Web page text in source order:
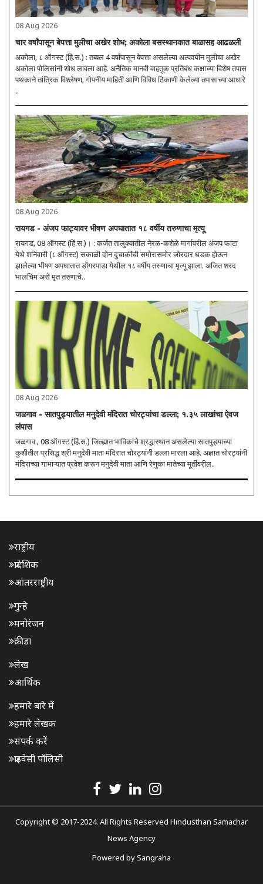
08 Aug 2026
चार वर्षांपासून बेपत्ता मुलीचा अखेर शोध; अकोला बसस्थानकात बाळासह आढळली
अकोला, ८ ऑगस्ट (हिं.स.) : तब्बल 4 वर्षांपासून बेपत्ता असलेल्या अल्पवयीन मुलीचा अखेर
अकोला पोलिसांनी शोध लावला आहे. अनैतिक मानवी वाहतूक प्रतिबंध कक्षाच्या विशेष तपास
पथकाने तांत्रिक विश्लेषण, गोपनीय माहिती आणि विविध ठिकाणी केलेल्या तपासाच्या आधारे
..
08 Aug 2026
रायगड - अंजप फाट्यावर भीषण अपघातात १८ वर्षीय तरुणाचा मृत्यू
रायगड, 08 ऑगस्ट (हिं.स.)। : कर्जत तालुक्यातील नेरळ-कशेळे मार्गावरील अंजप फाटा
येथे शनिवारी (८ ऑगस्ट) सकाळी दोन दुचाकींची समोरासमोर जोरदार धडक होऊन
झालेल्या भीषण अपघातात डोंगरपाडा येथील १८ वर्षीय तरुणाचा मृत्यू झाला. अजित शरद
भालचिम असे मृत तरुणाचे..
08 Aug 2026
जळगाव - सातपुड्यातील मनुदेवी मंदिरात चोरट्यांचा डल्ला; १.३५ लाखांचा ऐवज
लंपास
जळगाव , 08 ऑगस्ट (हिं.स.) जिल्ह्यात भाविकांचे श्रद्धास्थान असलेल्या सातपुड्याच्या
कुशीतील प्रसिद्ध श्री मनुदेवी माता मंदिरात चोरट्यांनी डल्ला मारला आहे. अज्ञात चोरट्यांनी
मंदिराच्या गाभाऱ्यात प्रवेश करून मनुदेवी माता आणि रेणुका मातेच्या मूर्तीवरील..
राष्ट्रीय
प्रादेशिक
आंतरराष्ट्रीय
गुन्हे
मनोरंजन
क्रीडा
लेख
आर्थिक
हमारे बारे में
हमारे लेखक
संपर्क करें
प्राइवेसी पॉलिसी
Copyright © 2017-2024. All Rights Reserved Hindusthan Samachar
News Agency
Powered bySangraha